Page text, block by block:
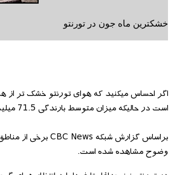
خشکترین ماه جون در تورنتو
است در حالیکه میزان متوسط بارندگی 71.5 میلیمتر است.به
براساس گزارش شبکه
برخی از
وضوح مشاهده شده است.